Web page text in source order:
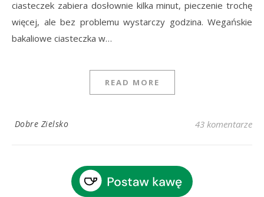
ciasteczek zabiera dosłownie kilka minut, pieczenie trochę
więcej, ale bez problemu wystarczy godzina. Wegańskie
bakaliowe ciasteczka w…
READ MORE
Dobre Zielsko 43 komentarze